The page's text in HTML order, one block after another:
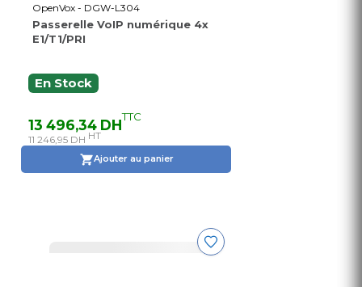
OpenVox - DGW-L304
Passerelle VoIP numérique 4x
E1/T1/PRI
En Stock
13 496,34 DHTTC
11 246,95 DH HT
Ajouter au panier